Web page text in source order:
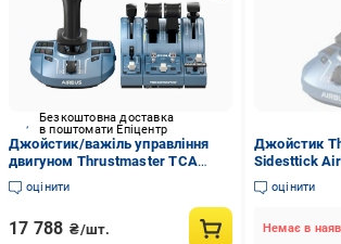
Безкоштовна доставка
в поштомати Епіцентр
Джойстик/важіль управління
двигуном Thrustmaster TCA
Captain Pack x Airbus PC/Xbox
(4460217)
оцінити
17 788 ₴/шт.
Джойстик
Sidesttick
(4460219)
оцінити
Немає в